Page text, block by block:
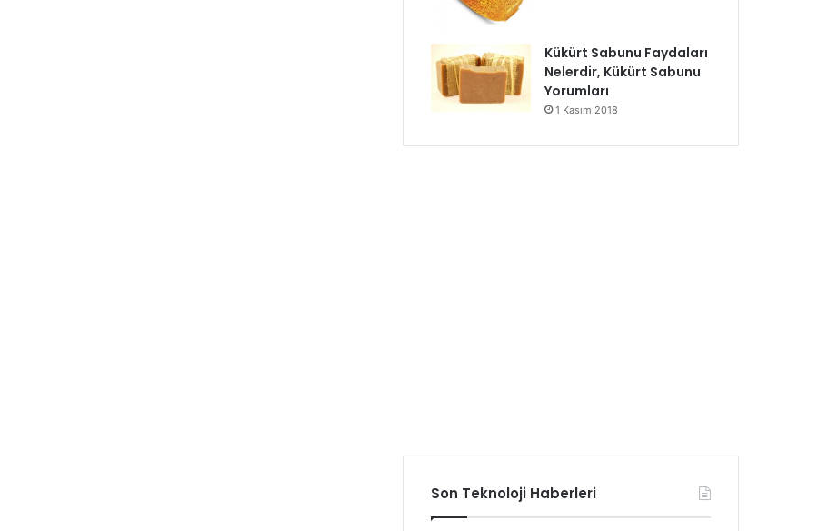
Kükürt Sabunu Faydaları
Nelerdir, Kükürt Sabunu
Yorumları
1 Kasım 2018
Son Teknoloji Haberleri